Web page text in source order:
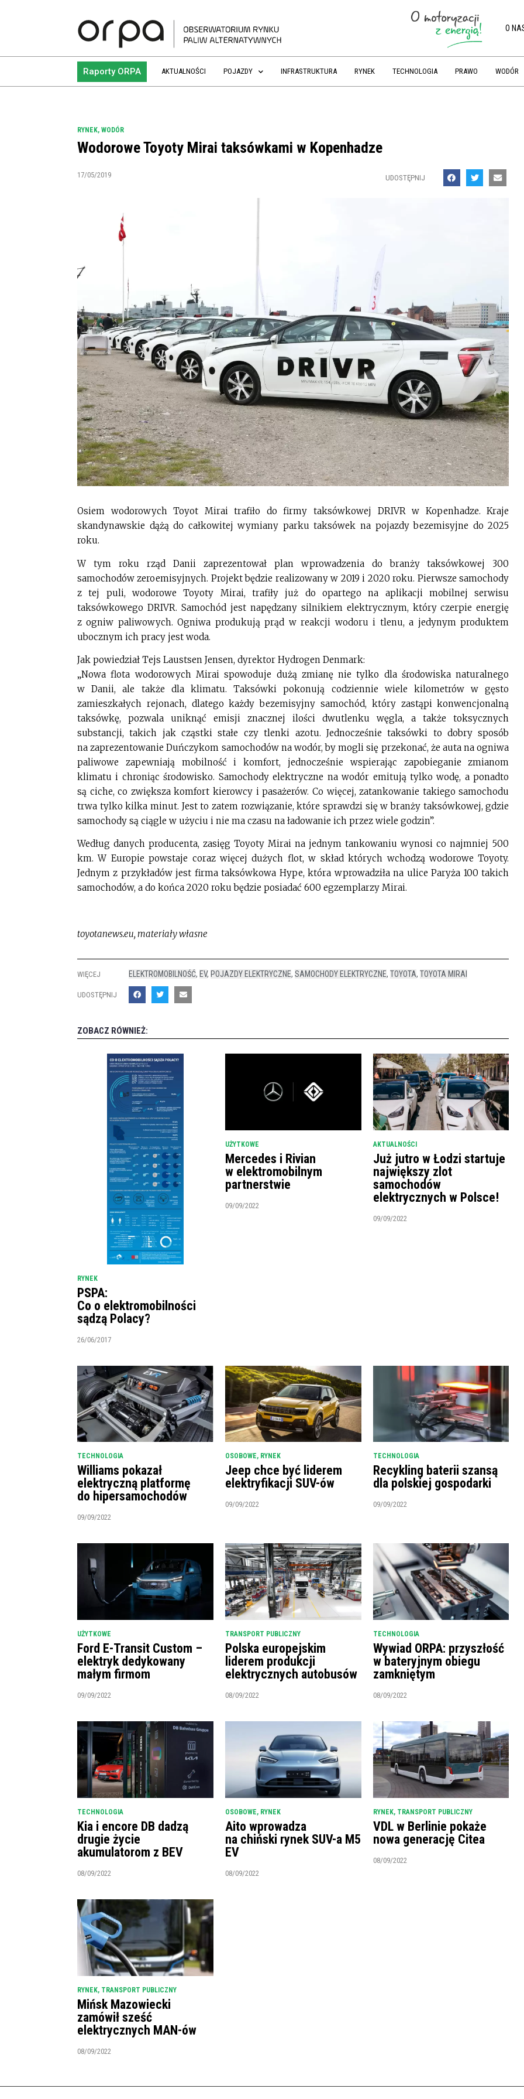
O
Raporty ORPA AKTUALNOŚCI POJAZDY INFRASTRUKTURA RYNEK TECHNOLOGIA PRAWO WODÓR
RYNEK, WODÓR
Wodorowe Toyoty Mirai taksówkami w Kopenhadze
17/05/2019 UDOSTĘPNIJ
Osiem wodorowych Toyot Mirai trafiło do firmy taksówkowej DRIVR w Kopenhadze. Kraje
skandynawskie dążą do całkowitej wymiany parku taksówek na pojazdy bezemisyjne do 2025
roku.
W tym roku rząd Danii zaprezentował plan wprowadzenia do branży taksówkowej 300
samochodów zeroemisyjnych. Projekt będzie realizowany w 2019 i 2020 roku. Pierwsze samochody
z tej puli, wodorowe Toyoty Mirai, trafiły już do opartego na aplikacji mobilnej serwisu
taksówkowego DRIVR. Samochód jest napędzany silnikiem elektrycznym, który czerpie energię
z ogniw paliwowych. Ogniwa produkują prąd w reakcji wodoru i tlenu, a jedynym produktem
ubocznym ich pracy jest woda.
Jak powiedział Tejs Laustsen Jensen, dyrektor Hydrogen Denmark:
„Nowa flota wodorowych Mirai spowoduje dużą zmianę nie tylko dla środowiska naturalnego
w Danii, ale także dla klimatu. Taksówki pokonują codziennie wiele kilometrów w gęsto
zamieszkałych rejonach, dlatego każdy bezemisyjny samochód, który zastąpi konwencjonalną
taksówkę, pozwala uniknąć emisji znacznej ilości dwutlenku węgla, a także toksycznych
substancji, takich jak cząstki stałe czy tlenki azotu. Jednocześnie taksówki to dobry sposób
na zaprezentowanie Duńczykom samochodów na wodór, by mogli się przekonać, że auta na ogniwa
paliwowe zapewniają mobilność i komfort, jednocześnie wspierając zapobieganie zmianom
klimatu i chroniąc środowisko. Samochody elektryczne na wodór emitują tylko wodę, a ponadto
są ciche, co zwiększa komfort kierowcy i pasażerów. Co więcej, zatankowanie takiego samochodu
trwa tylko kilka minut. Jest to zatem rozwiązanie, które sprawdzi się w branży taksówkowej, gdzie
samochody są ciągle w użyciu i nie ma czasu na ładowanie ich przez wiele godzin”.
Według danych producenta, zasięg Toyoty Mirai na jednym tankowaniu wynosi co najmniej 500
km. W Europie powstaje coraz więcej dużych flot, w skład których wchodzą wodorowe Toyoty.
Jednym z przykładów jest firma taksówkowa Hype, która wprowadziła na ulice Paryża 100 takich
samochodów, a do końca 2020 roku będzie posiadać 600 egzemplarzy Mirai.
toyotanews.eu, materiały własne
WIĘCEJ ELEKTROMOBILNOŚĆ, EV, POJAZDY ELEKTRYCZNE, SAMOCHODY ELEKTRYCZNE, TOYOTA, TOYOTA MIRAI
UDOSTĘPNIJ
ZOBACZ RÓWNIEŻ:
RYNEK
PSPA:
Co o elektromobilności
sądzą Polacy?
26/06/2017
UŻYTKOWE
Mercedes i Rivian
w elektromobilnym
partnerstwie
09/09/2022
AKTUALNOŚCI
Już jutro w Łodzi startuje
największy zlot
samochodów
elektrycznych w Polsce!
09/09/2022
TECHNOLOGIA
Williams pokazał
elektryczną platformę
do hipersamochodów
09/09/2022
OSOBOWE, RYNEK
Jeep chce być liderem
elektryfikacji SUV-ów
09/09/2022
TECHNOLOGIA
Recykling baterii szansą
dla polskiej gospodarki
09/09/2022
UŻYTKOWE
Ford E-Transit Custom –
elektryk dedykowany
małym firmom
09/09/2022
TRANSPORT PUBLICZNY
Polska europejskim
liderem produkcji
elektrycznych autobusów
08/09/2022
TECHNOLOGIA
Wywiad ORPA: przyszłość
w bateryjnym obiegu
zamkniętym
08/09/2022
TECHNOLOGIA
Kia i encore DB dadzą
drugie życie
akumulatorom z BEV
08/09/2022
OSOBOWE, RYNEK
Aito wprowadza
na chiński rynek SUV-a M5
EV
08/09/2022
RYNEK, TRANSPORT PUBLICZNY
VDL w Berlinie pokaże
nowa generację Citea
08/09/2022
RYNEK, TRANSPORT PUBLICZNY
Mińsk Mazowiecki
zamówił sześć
elektrycznych MAN-ów
08/09/2022